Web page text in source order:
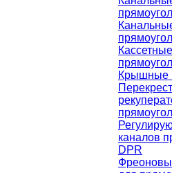
Крышные
каналов
DРR